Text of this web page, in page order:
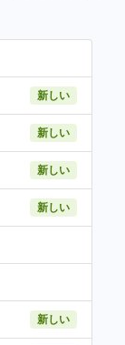
新しい
新しい
新しい
新しい
新しい